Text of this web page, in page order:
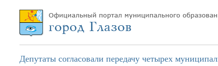
Депутаты согласовали передачу четырех